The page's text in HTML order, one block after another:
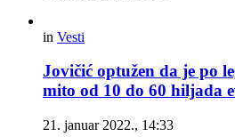
in Vesti
Jovičić optužen da je po
mito od 10 do 60 hiljada
21. januar 2022., 14:33